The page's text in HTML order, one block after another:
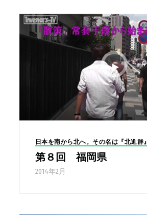
日本を南から北へ。その名は『北進群』
第８回 福岡県
2014年2月